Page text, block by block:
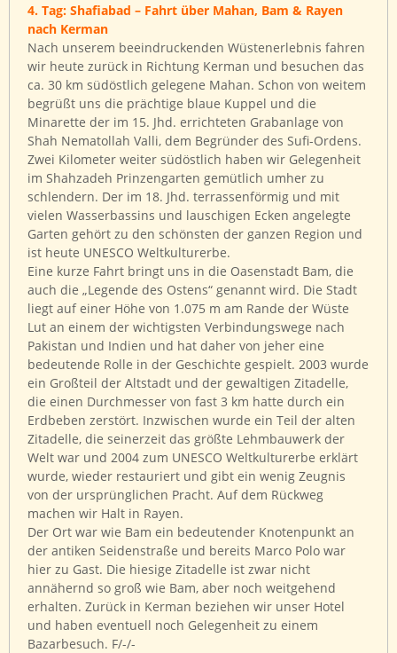
4. Tag: Shafiabad – Fahrt über Mahan, Bam & Rayen
nach Kerman
Nach unserem beeindruckenden Wüstenerlebnis fahren
wir heute zurück in Richtung Kerman und besuchen das
ca. 30 km südöstlich gelegene Mahan. Schon von weitem
begrüßt uns die prächtige blaue Kuppel und die
Minarette der im 15. Jhd. errichteten Grabanlage von
Shah Nematollah Valli, dem Begründer des Sufi-Ordens.
Zwei Kilometer weiter südöstlich haben wir Gelegenheit
im Shahzadeh Prinzengarten gemütlich umher zu
schlendern. Der im 18. Jhd. terrassenförmig und mit
vielen Wasserbassins und lauschigen Ecken angelegte
Garten gehört zu den schönsten der ganzen Region und
ist heute UNESCO Weltkulturerbe.
Eine kurze Fahrt bringt uns in die Oasenstadt Bam, die
auch die „Legende des Ostens“ genannt wird. Die Stadt
liegt auf einer Höhe von 1.075 m am Rande der Wüste
Lut an einem der wichtigsten Verbindungswege nach
Pakistan und Indien und hat daher von jeher eine
bedeutende Rolle in der Geschichte gespielt. 2003 wurde
ein Großteil der Altstadt und der gewaltigen Zitadelle,
die einen Durchmesser von fast 3 km hatte durch ein
Erdbeben zerstört. Inzwischen wurde ein Teil der alten
Zitadelle, die seinerzeit das größte Lehmbauwerk der
Welt war und 2004 zum UNESCO Weltkulturerbe erklärt
wurde, wieder restauriert und gibt ein wenig Zeugnis
von der ursprünglichen Pracht. Auf dem Rückweg
machen wir Halt in Rayen.
Der Ort war wie Bam ein bedeutender Knotenpunkt an
der antiken Seidenstraße und bereits Marco Polo war
hier zu Gast. Die hiesige Zitadelle ist zwar nicht
annähernd so groß wie Bam, aber noch weitgehend
erhalten. Zurück in Kerman beziehen wir unser Hotel
und haben eventuell noch Gelegenheit zu einem
Bazarbesuch. F/-/-